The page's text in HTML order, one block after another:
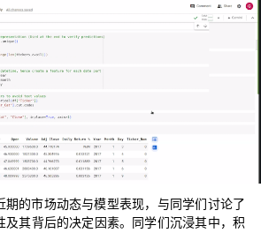
期的市场动态与模型表现，与同学们讨论了
及其背后的决定因素。同学们沉浸其中，积